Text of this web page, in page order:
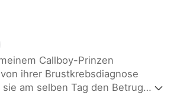
Callboy-Prinzen
ihrer Brustkrebsdiagnose
am selben Tag den Betrug